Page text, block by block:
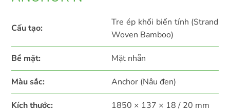
Cấu tạo:
Tre ép khối biến tính (Strand
Woven Bamboo)
Bề mặt: Mặt nhẵn
Màu sắc: Anchor (Nâu đen)
Kích thước: 1850 × 137 × 18 / 20 mm